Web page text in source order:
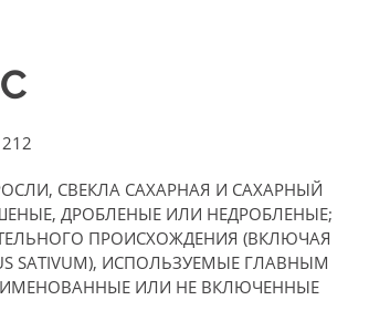
СВЕКЛА САХАРНАЯ И САХАРНЫЙ
ДРОБЛЕНЫЕ ИЛИ НЕДРОБЛЕНЫЕ;
ПРОИСХОЖДЕНИЯ (ВКЛЮЧАЯ
SATIVUM), ИСПОЛЬЗУЕМЫЕ ГЛАВНЫМ
ИЛИ НЕ ВКЛЮЧЕННЫЕ